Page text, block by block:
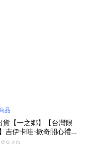
品
貨【一之鄉】【台灣限
吉伊卡哇-掀奇開心禮盒
的吉伊卡哇票卡夾 x 專